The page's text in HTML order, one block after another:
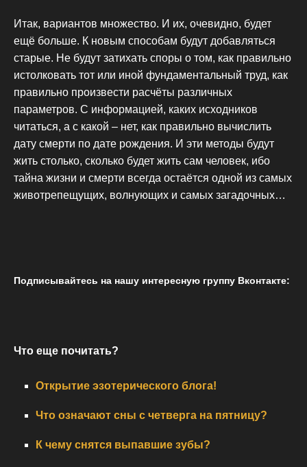
Итак, вариантов множество. И их, очевидно, будет
ещё больше. К новым способам будут добавляться
старые. Не будут затихать споры о том, как правильно
истолковать тот или иной фундаментальный труд, как
правильно произвести расчёты различных
параметров. С информацией, каких исходников
читаться, а с какой – нет, как правильно вычислить
дату смерти по дате рождения. И эти методы будут
жить столько, сколько будет жить сам человек, ибо
тайна жизни и смерти всегда остаётся одной из самых
животрепещущих, волнующих и самых загадочных…
Подписывайтесь на нашу интересную группу Вконтакте:
Что еще почитать?
Открытие эзотерического блога!
Что означают сны с четверга на пятницу?
К чему снятся выпавшие зубы?